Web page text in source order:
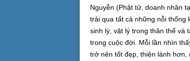
Nguyễn (Phật tử, doanh nhân
trải qua tất cả những nỗi thống
sinh lý, vật lý trong thân thể
trong cuộc đời. Mỗi lần nhìn
trở nên tốt đẹp, thiện lành